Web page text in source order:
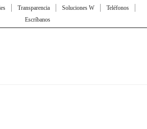
Transparencia Soluciones W
Teléfonos
Escríbanos